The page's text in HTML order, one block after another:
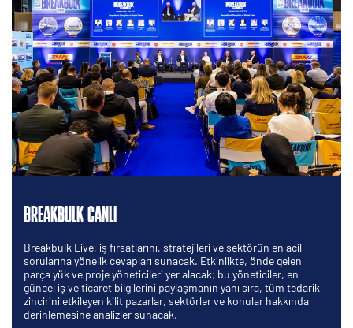
BREAKBULK CANLI
Breakbulk Live, iş fırsatlarını, stratejileri ve sektörün en acil
sorularına yönelik cevapları sunacak. Etkinlikte, önde gelen
parça yük ve proje yöneticileri yer alacak; bu yöneticiler, en
güncel iş ve ticaret bilgilerini paylaşmanın yanı sıra, tüm tedarik
zincirini etkileyen kilit pazarlar, sektörler ve konular hakkında
derinlemesine analizler sunacak.